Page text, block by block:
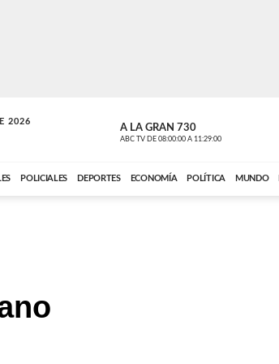
2026
A LA GRAN 730
ABC TV DE 08:00:00 A 11:29:00
POLICIALES DEPORTES ECONOMÍA POLÍTICA MUNDO